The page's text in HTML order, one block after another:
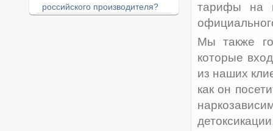
российского производителя?
тарифы на
Мы также
которые
из наших
как он